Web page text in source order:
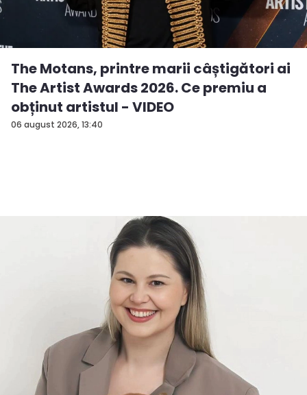
06 august 2026, 13:40
The Motans, printre marii câștigători ai
The Artist Awards 2026. Ce premiu a
obținut artistul - VIDEO